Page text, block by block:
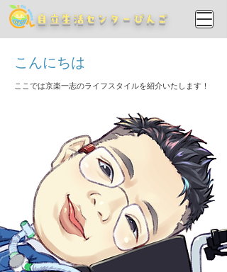
​自立生活センターびんご
こんにちは
​ここでは京楽一志のライフスタイルを紹介いたします！